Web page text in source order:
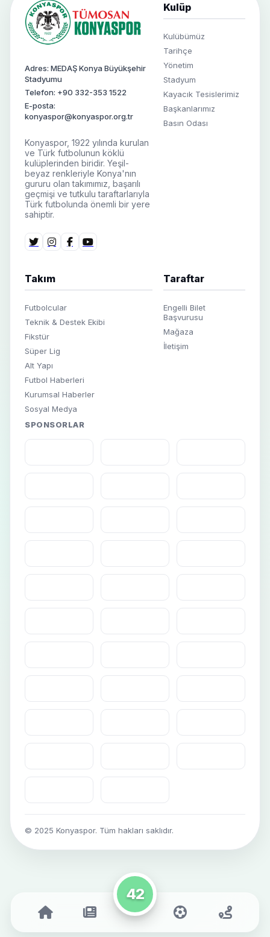
42
Adres: MEDAŞ Konya Büyükşehir
Stadyumu
Telefon: +90 332-353 1522
E-posta:
konyaspor@konyaspor.org.tr
Konyaspor, 1922 yılında kurulan
ve Türk futbolunun köklü
kulüplerinden biridir. Yeşil-
beyaz renkleriyle Konya'nın
gururu olan takımımız, başarılı
geçmişi ve tutkulu taraftarlarıyla
Türk futbolunda önemli bir yere
sahiptir.
Kulüp
Kulübümüz
Tarihçe
Yönetim
Stadyum
Kayacık Tesislerimiz
Başkanlarımız
Basın Odası
Takım
Futbolcular
Teknik & Destek Ekibi
Fikstür
Süper Lig
Alt Yapı
Futbol Haberleri
Kurumsal Haberler
Sosyal Medya
Taraftar
Engelli Bilet
Başvurusu
Mağaza
İletişim
SPONSORLAR
© 2025 Konyaspor. Tüm hakları saklıdır.